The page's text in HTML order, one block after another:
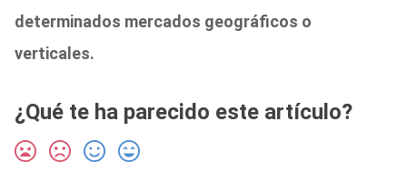
determinados mercados geográficos o
verticales.
¿Qué te ha parecido este artículo?